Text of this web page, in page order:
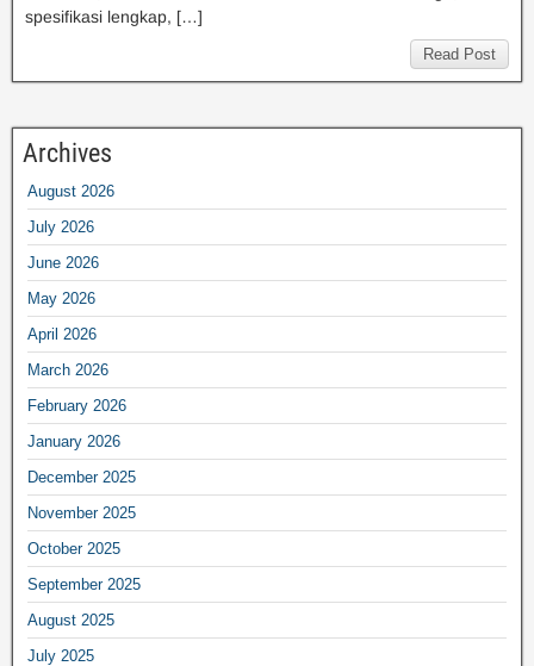
spesifikasi lengkap, […]
Read Post
Archives
August 2026
July 2026
June 2026
May 2026
April 2026
March 2026
February 2026
January 2026
December 2025
November 2025
October 2025
September 2025
August 2025
July 2025